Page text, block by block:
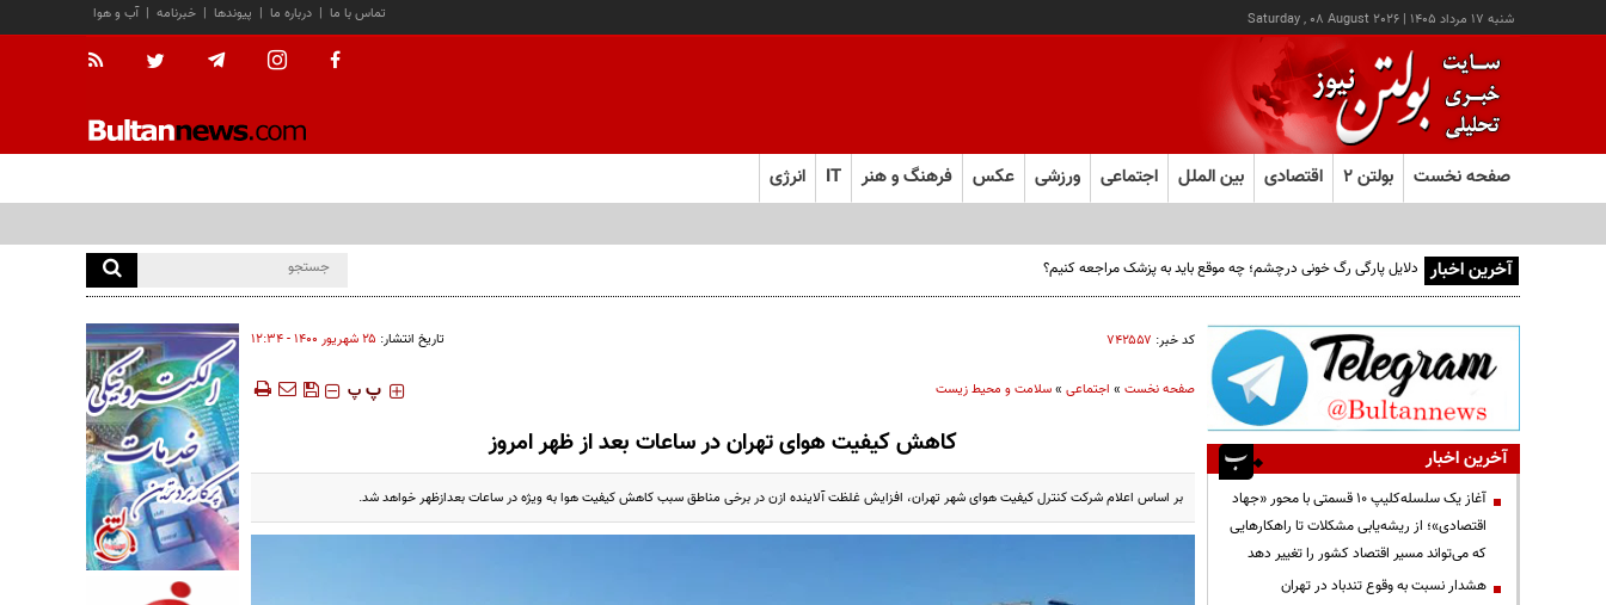
شنبه ۱۷ مرداد ۱۴۰۵ |
Saturday , 08 August 2026 آب و هوا | خبرنامه | پیوندها | درباره ما | تماس با ما
صفحه نخست بولتن ۲ اقتصادی بین الملل اجتماعی ورزشی عکس فرهنگ و هنر IT انرژی
آخرین اخبار دلایل پارگی رگ خونی درچشم؛ چه موقع باید به پزشک مراجعه کنیم؟
کد خبر: ۷۴۲۵۵۷ تاریخ انتشار: ۲۵ شهريور ۱۴۰۰ - ۱۲:۳۴
صفحه نخست» اجتماعی»سلامت و محیط زیست ‍‍‍ پ پ
کاهش کیفیت هوای تهران در ساعات بعد از ظهر امروز
بر اساس اعلام شرکت کنترل کیفیت هوای شهر تهران، افزایش غلظت آلاینده ازن در برخی مناطق سبب کاهش کیفیت هوا به‌ ویژه در ساعات بعدازظهر خواهد شد.
آخرین اخبار
آغاز یک سلسله‌کلیپ ۱۰ قسمتی با محور «جهاد
اقتصادی»؛ از ریشه‌یابی مشکلات تا راهکارهایی
که می‌تواند مسیر اقتصاد کشور را تغییر دهد
هشدار نسبت به وقوع تندباد در تهران